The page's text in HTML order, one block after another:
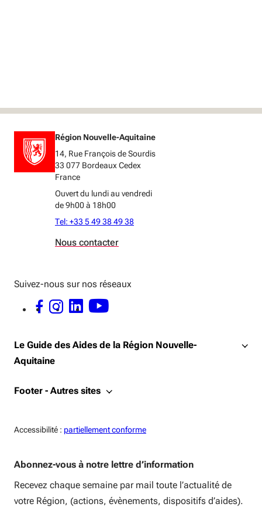
Région Nouvelle-Aquitaine
14, Rue François de Sourdis
33 077 Bordeaux Cedex
France
Ouvert du lundi au vendredi
de 9h00 à 18h00
Tel: +33 5 49 38 49 38
Nous contacter
Suivez-nous sur nos réseaux
FACEBOOK - OUVERTURE DANS UNE NOUVELLE FENÊTRE
INSTAGRAM - OUVERTURE DANS UNE NOUVELLE FENÊTRE
LINKEDIN - OUVERTURE DANS UNE NOUVELLE FENÊTRE
YOUTUBE - OUVERTURE DANS UNE NOUVELLE FENÊTRE
Le Guide des Aides de la Région Nouvelle-
Aquitaine
Footer - Autres sites
Accessibilité : Accessiblité:
partiellement conforme
Abonnez-vous à notre lettre d’information
Recevez chaque semaine par mail toute l’actualité de
votre Région, (actions, évènements, dispositifs d’aides).